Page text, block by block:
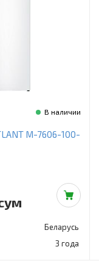
В наличии
М-7606-100-
Беларусь
3 года